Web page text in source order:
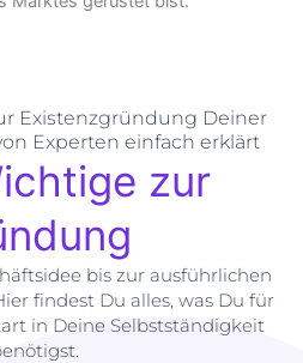
Existenzgründung Deiner
Experten einfach erklärt
zur
bis zur ausführlichen
findest Du alles, was Du für
in Deine Selbstständigkeit